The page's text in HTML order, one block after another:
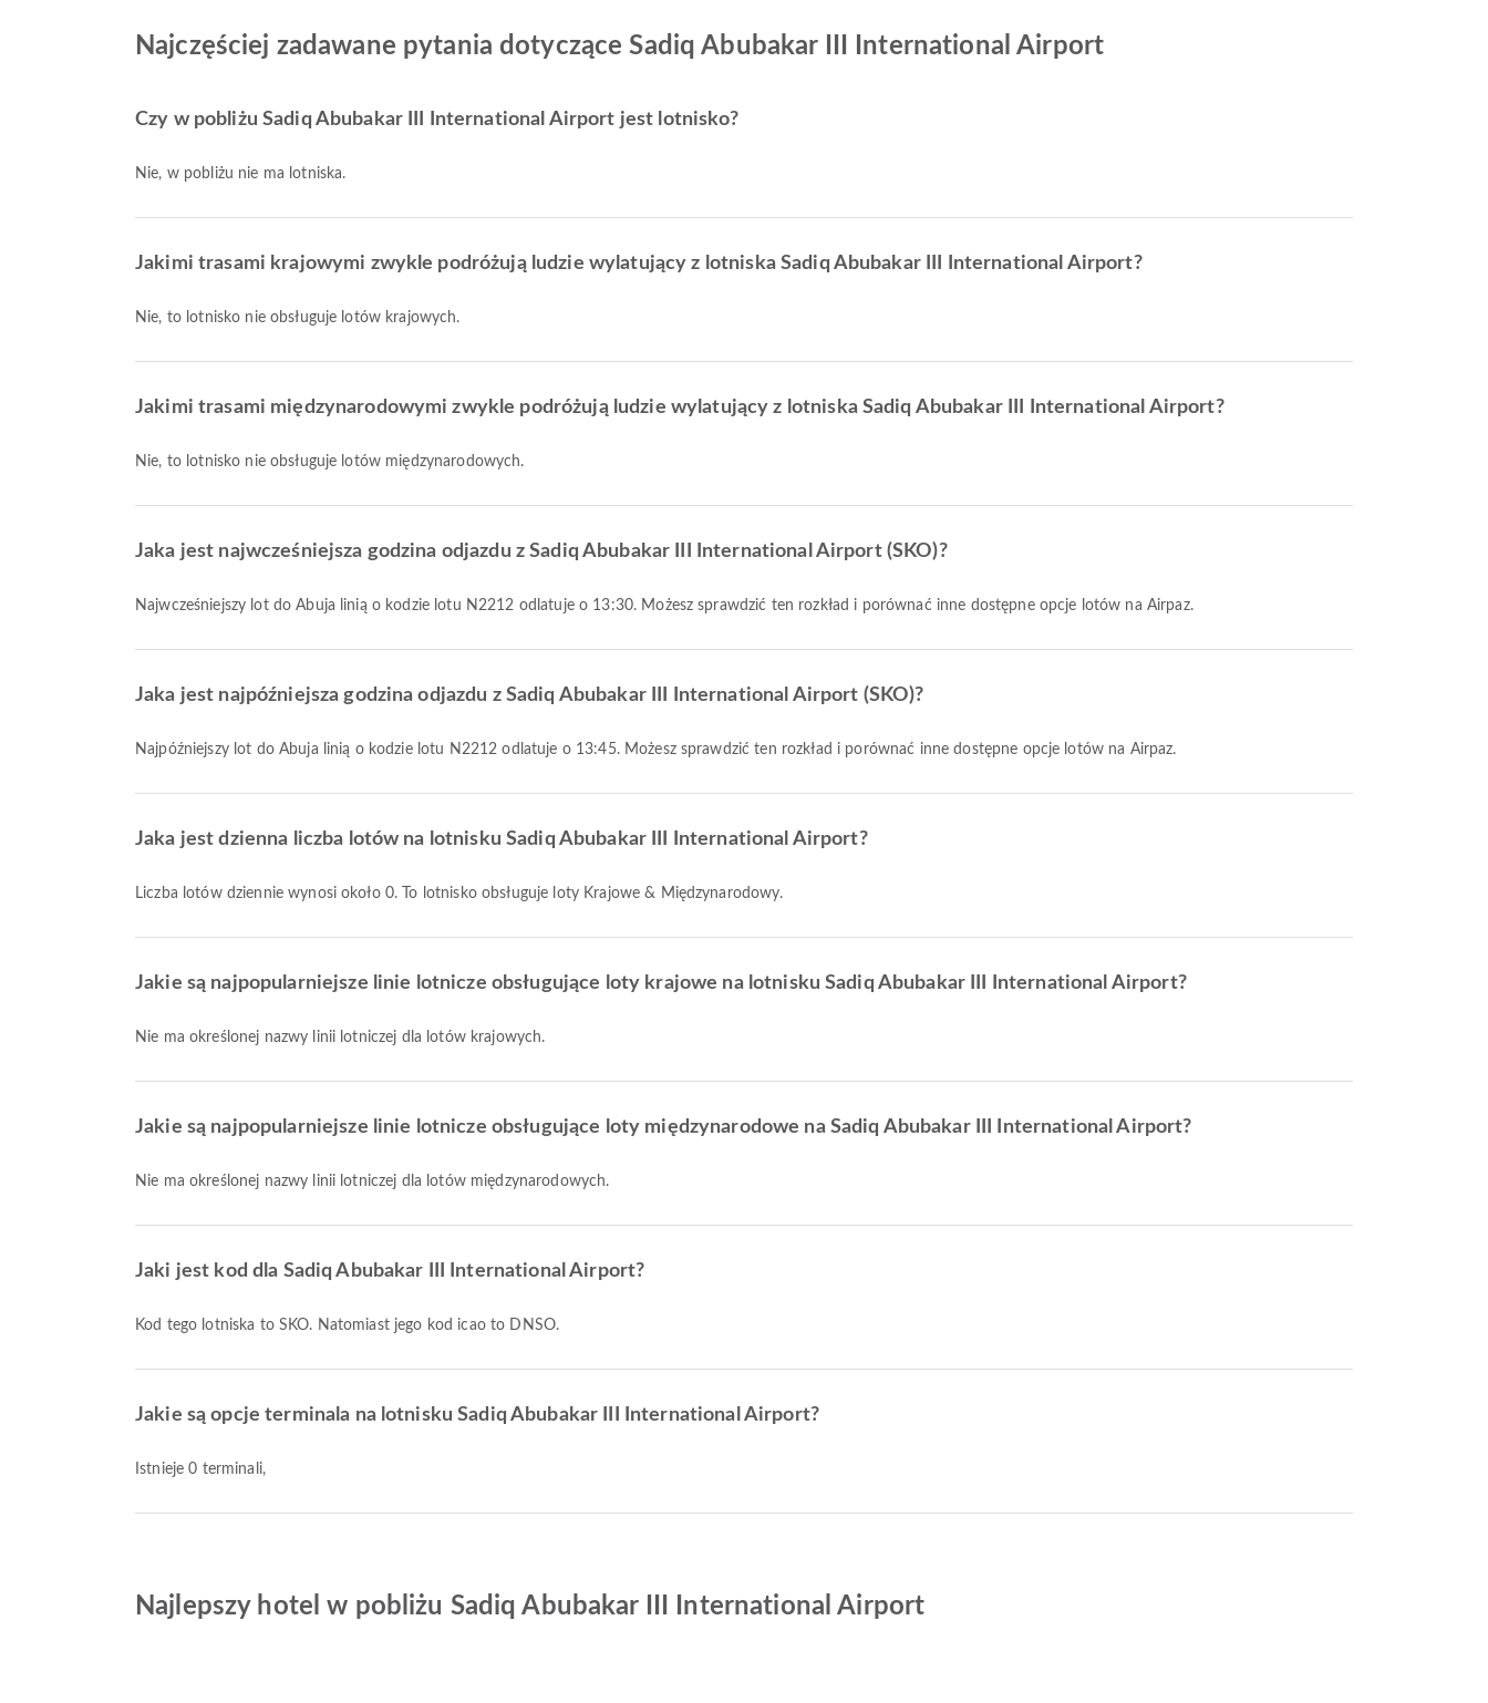
Najczęściej zadawane pytania dotyczące Sadiq Abubakar III International Airport
Czy w pobliżu Sadiq Abubakar III International Airport jest lotnisko?
Nie, w pobliżu nie ma lotniska.
Jakimi trasami krajowymi zwykle podróżują ludzie wylatujący z lotniska Sadiq Abubakar III International Airport?
Nie, to lotnisko nie obsługuje lotów krajowych.
Jakimi trasami międzynarodowymi zwykle podróżują ludzie wylatujący z lotniska Sadiq Abubakar III International Airport?
Nie, to lotnisko nie obsługuje lotów międzynarodowych.
Jaka jest najwcześniejsza godzina odjazdu z Sadiq Abubakar III International Airport (SKO)?
Najwcześniejszy lot do Abuja linią o kodzie lotu N2212 odlatuje o 13:30. Możesz sprawdzić ten rozkład i porównać inne dostępne opcje lotów na Airpaz.
Jaka jest najpóźniejsza godzina odjazdu z Sadiq Abubakar III International Airport (SKO)?
Najpóźniejszy lot do Abuja linią o kodzie lotu N2212 odlatuje o 13:45. Możesz sprawdzić ten rozkład i porównać inne dostępne opcje lotów na Airpaz.
Jaka jest dzienna liczba lotów na lotnisku Sadiq Abubakar III International Airport?
Liczba lotów dziennie wynosi około 0. To lotnisko obsługuje loty Krajowe & Międzynarodowy.
Jakie są najpopularniejsze linie lotnicze obsługujące loty krajowe na lotnisku Sadiq Abubakar III International Airport?
Nie ma określonej nazwy linii lotniczej dla lotów krajowych.
Jakie są najpopularniejsze linie lotnicze obsługujące loty międzynarodowe na Sadiq Abubakar III International Airport?
Nie ma określonej nazwy linii lotniczej dla lotów międzynarodowych.
Jaki jest kod dla Sadiq Abubakar III International Airport?
Kod tego lotniska to SKO. Natomiast jego kod icao to DNSO.
Jakie są opcje terminala na lotnisku Sadiq Abubakar III International Airport?
Istnieje 0 terminali,
Najlepszy hotel w pobliżu Sadiq Abubakar III International Airport